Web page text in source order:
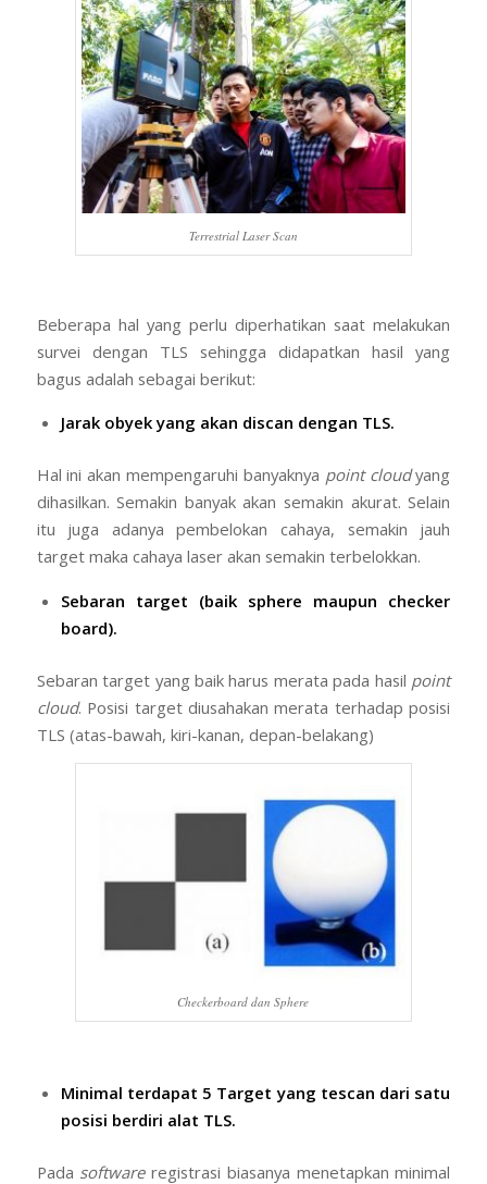
Terrestrial Laser Scan
Beberapa hal yang perlu diperhatikan saat melakukan
survei dengan TLS sehingga didapatkan hasil yang
bagus adalah sebagai berikut:
Jarak obyek yang akan discan dengan TLS.
Hal ini akan mempengaruhi banyaknya point cloudyang
dihasilkan. Semakin banyak akan semakin akurat. Selain
itu juga adanya pembelokan cahaya, semakin jauh
target maka cahaya laser akan semakin terbelokkan.
Sebaran target (baik sphere maupun checker
board).
Sebaran target yang baik harus merata pada hasil point
cloud. Posisi target diusahakan merata terhadap posisi
TLS (atas-bawah, kiri-kanan, depan-belakang)
Checkerboard dan Sphere
Minimal terdapat 5 Target yang tescan dari satu
posisi berdiri alat TLS.
Pada softwareregistrasi biasanya menetapkan minimal